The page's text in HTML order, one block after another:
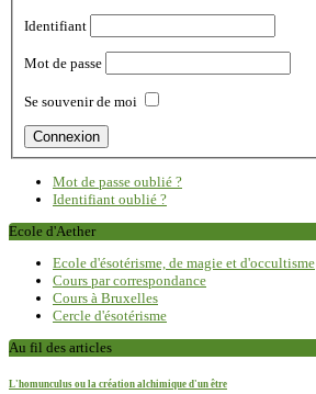
Identifiant
Mot de passe
Se souvenir de moi
Mot de passe oublié ?
Identifiant oublié ?
Ecole d'Aether
Ecole d'ésotérisme, de magie et d'occultisme
Cours par correspondance
Cours à Bruxelles
Cercle d'ésotérisme
Au fil des articles
L'homunculus ou la création alchimique d'un être